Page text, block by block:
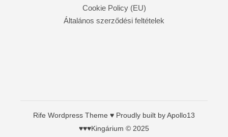
Cookie Policy (EU)
Általános szerződési feltételek
Rife Wordpress Theme ♥ Proudly built byApollo13
♥♥♥Kingárium © 2025